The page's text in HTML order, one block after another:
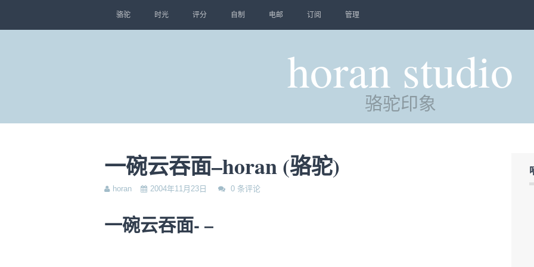
骆驼 时光 评分 自制 电邮 订阅 管理
horan studio
骆驼印象
一碗云吞面–horan (骆驼)
horan 2004年11月23日 0 条评论
一碗云吞面- –